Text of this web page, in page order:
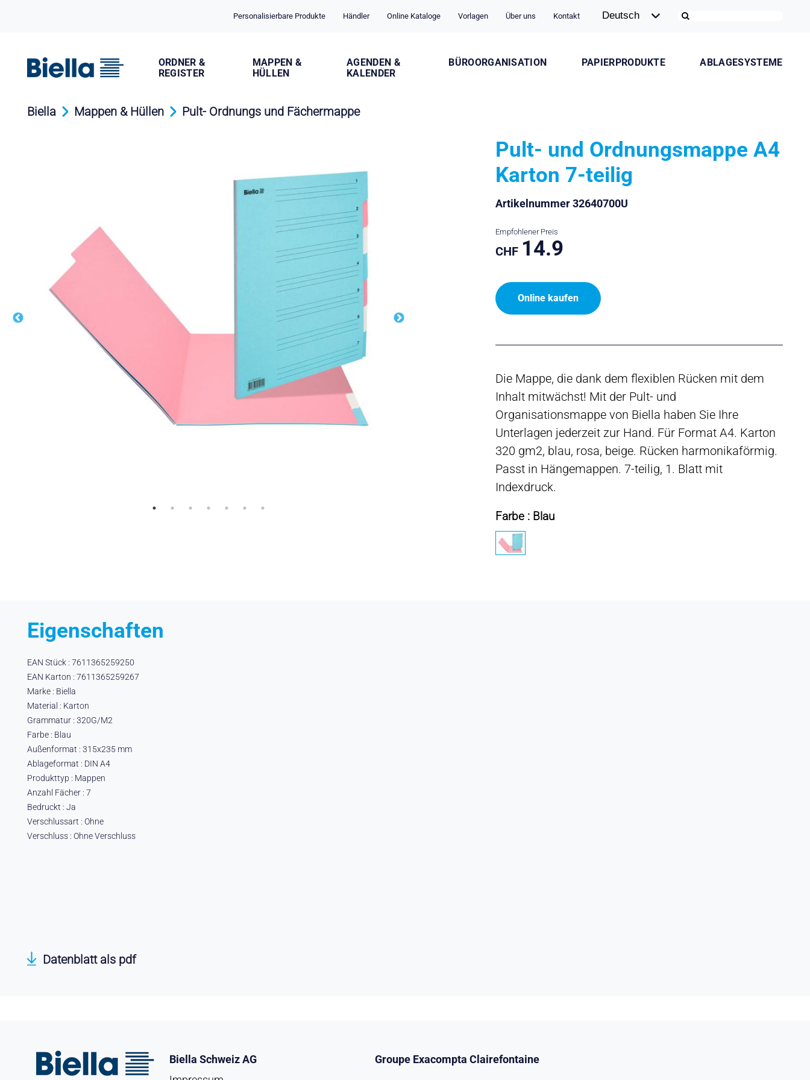
Personalisierbare Produkte Händler Online Kataloge Vorlagen Über uns Kontakt
PAPIERPRODUKTE ABLAGESYSTEME
BÜROORGANISATION
ORDNER &
REGISTER
MAPPEN &
HÜLLEN
AGENDEN &
KALENDER
Biella Mappen & Hüllen Pult- Ordnungs und Fächermappe
Pult- und Ordnungsmappe A4
Karton 7-teilig
Artikelnummer 32640700U
Empfohlener Preis
CHF 14.9
Online kaufen
Die Mappe, die dank dem flexiblen Rücken mit dem
Inhalt mitwächst! Mit der Pult- und
Organisationsmappe von Biella haben Sie Ihre
Unterlagen jederzeit zur Hand. Für Format A4. Karton
320 gm2, blau, rosa, beige. Rücken harmonikaförmig.
Passt in Hängemappen. 7-teilig, 1. Blatt mit
Indexdruck.
Farbe : Blau
Eigenschaften
EAN Stück : 7611365259250
EAN Karton : 7611365259267
Marke : Biella
Material : Karton
Grammatur : 320G/M2
Farbe : Blau
Außenformat : 315x235 mm
Ablageformat : DIN A4
Produkttyp : Mappen
Anzahl Fächer : 7
Bedruckt : Ja
Verschlussart : Ohne
Verschluss : Ohne Verschluss
Datenblatt als pdf
Biella Schweiz AG
Groupe Exacompta Clairefontaine